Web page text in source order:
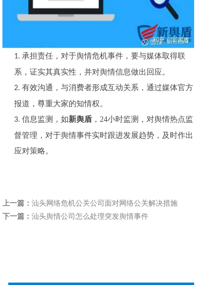
1. 承担责任，对于舆情危机事件，要与媒体取得联
系，证实其真实性，并对舆情信息做出回应。
2. 有效沟通，与消费者形成互动关系，通过媒体官方
报道，尊重大家的知情权。
3. 信息监测，如新舆盾 ， 24小时监测，对舆情热点监
督管理，对于舆情事件实时跟进发展趋势，及时作出
应对策略。
上一篇： 汕头网络危机公关公司面对网络公关解决措施
下一篇： 汕头舆情公司怎么处理突发舆情事件